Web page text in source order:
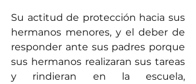
Su actitud de protección hacia sus
hermanos menores, y el deber de
responder ante sus padres porque
sus hermanos realizaran sus tareas
y rindieran en la escuela,